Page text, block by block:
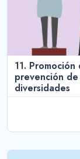
11.
prevención
diversidades